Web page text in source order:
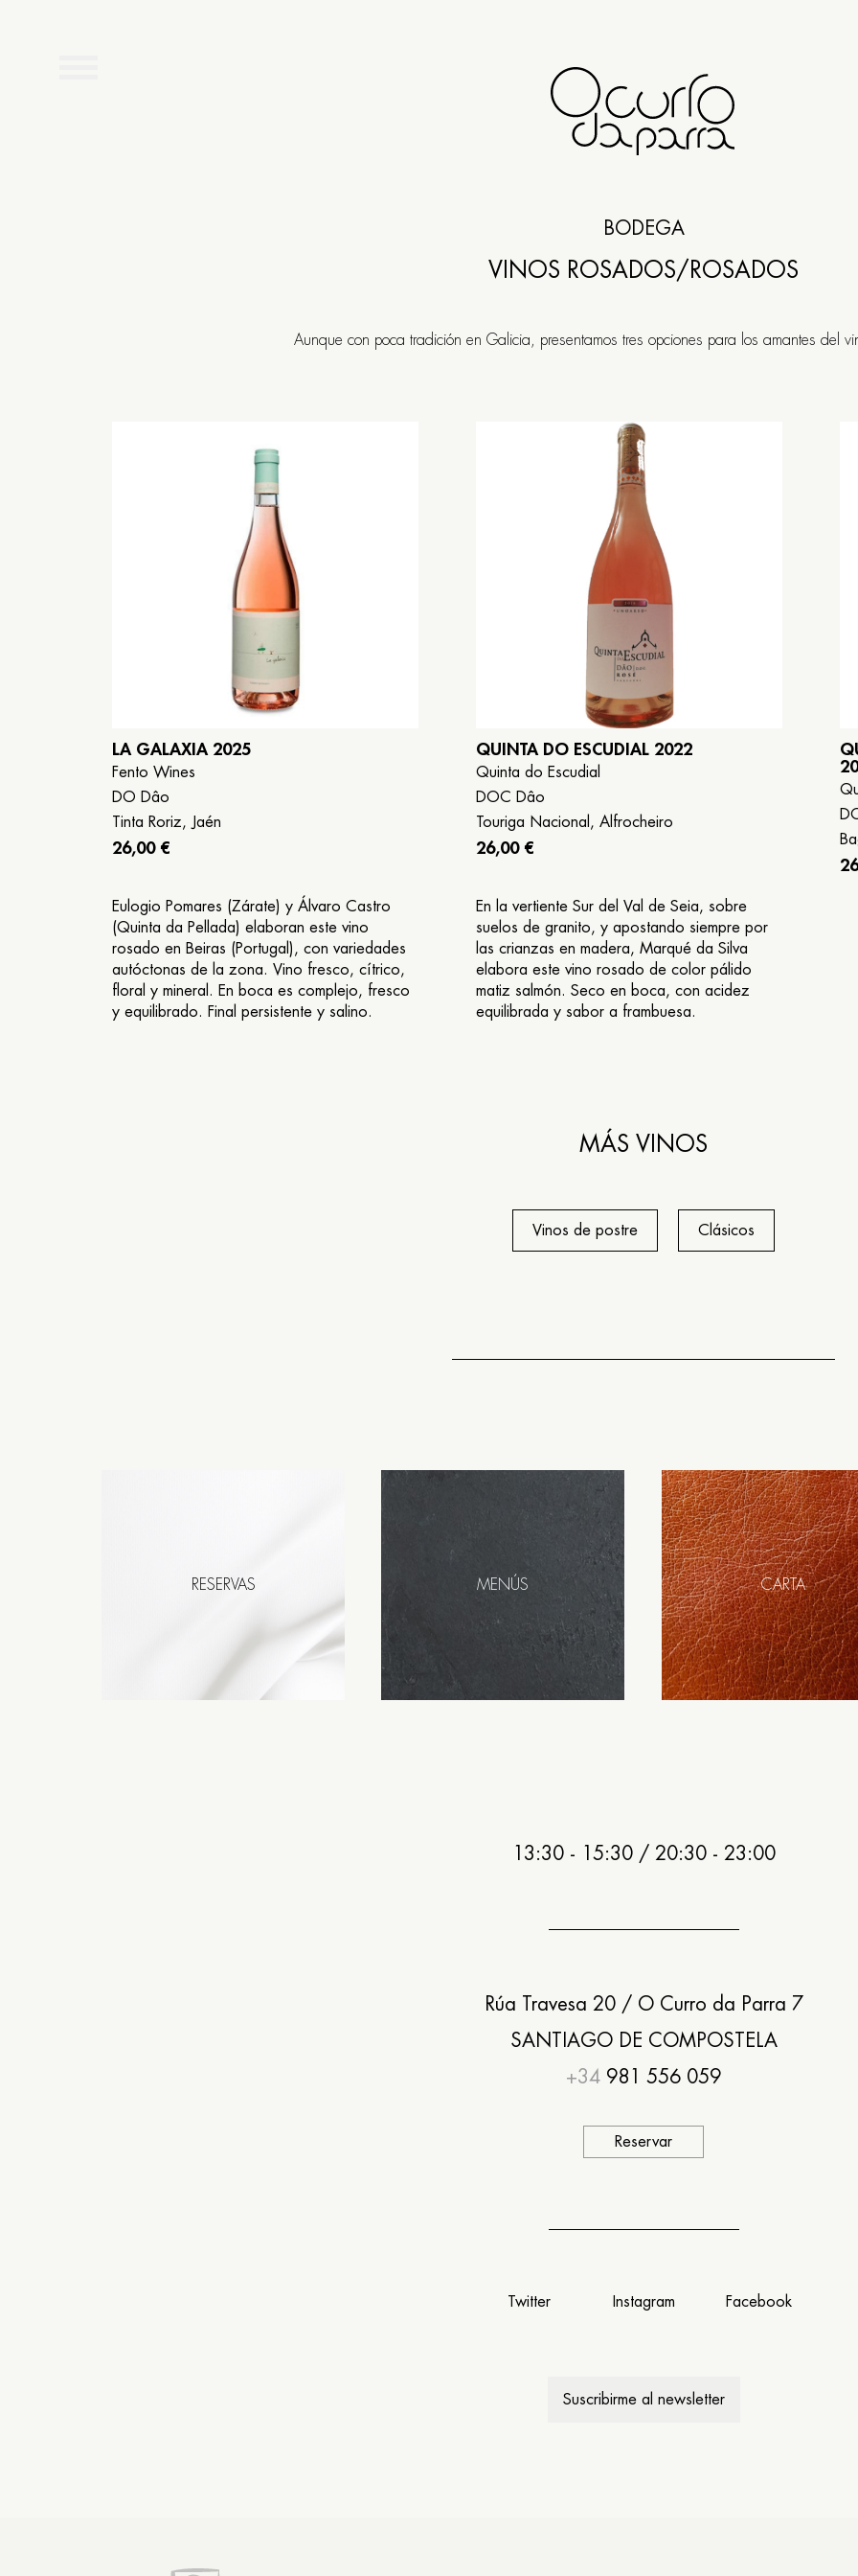
Rúa Travesa 20 / O
SANTIAGO DE
BODEGA
VINOS ROSADOS/ROSADOS
Aunque con poca tradición en Galicia, presentamos tres opciones para los amantes del
LA GALAXIA 2025
Fento Wines
DO Dâo
Tinta Roriz, Jaén
26,00 €
Eulogio Pomares (Zárate) y Álvaro Castro
(Quinta da Pellada) elaboran este vino
rosado en Beiras (Portugal), con variedades
autóctonas de la zona. Vino fresco, cítrico,
floral y mineral. En boca es complejo, fresco
y equilibrado. Final persistente y salino.
QUINTA DO ESCUDIAL 2022
Quinta do Escudial
DOC Dâo
Touriga Nacional, Alfrocheiro
26,00 €
En la vertiente Sur del Val de Seia, sobre
suelos de granito, y apostando siempre por
las crianzas en madera, Marqué da Silva
elabora este vino rosado de color pálido
matiz salmón. Seco en boca, con acidez
equilibrada y sabor a frambuesa.
MÁS VINOS
Vinos de postre Clásicos
RESERVAS MENÚS CARTA
13:30 - 15:30 / 20:30 - 23:00
Rúa Travesa 20 / O Curro da Parra 7
SANTIAGO DE COMPOSTELA
+34 981 556 059
Reservar
Twitter Instagram Facebook
Suscribirme al newsletter